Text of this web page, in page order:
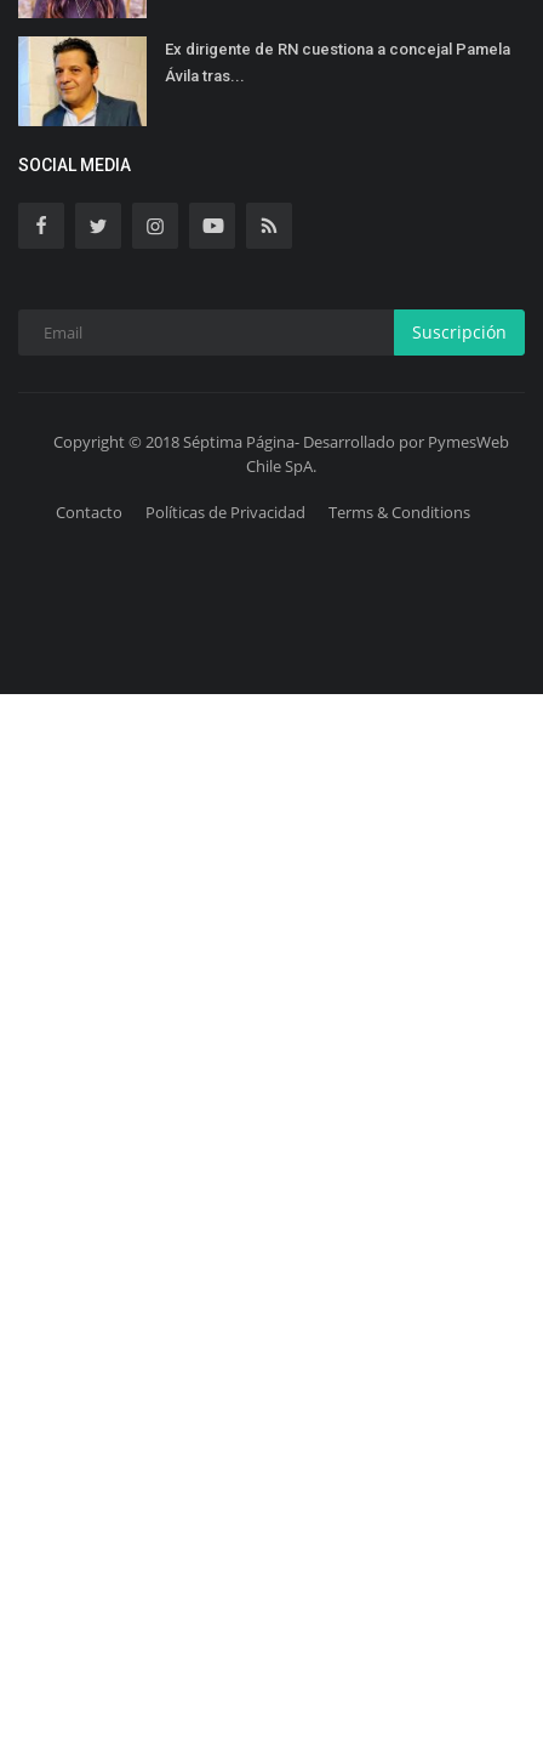
Ex dirigente de RN cuestiona a concejal Pamela
Ávila tras...
SOCIAL MEDIA
Suscripción
Copyright © 2018 Séptima Página- Desarrollado por PymesWeb
Chile SpA.
Contacto Políticas de Privacidad Terms & Conditions